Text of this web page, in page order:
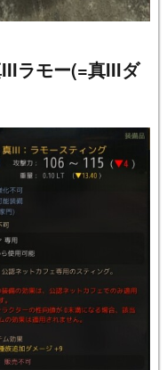
ラモー(=真IIIダ